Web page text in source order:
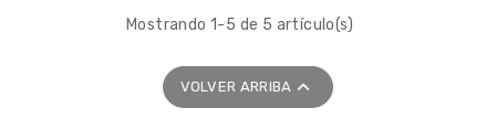
Mostrando 1-5 de 5 artículo(s)
VOLVER ARRIBA 